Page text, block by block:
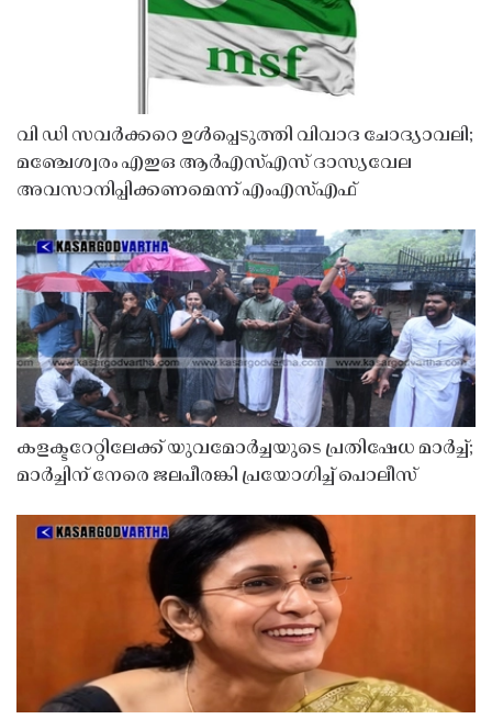
വി ഡി സവർക്കറെ ഉൾപ്പെടുത്തി വിവാദ ചോദ്യാവലി;
മഞ്ചേശ്വരം എഇഒ ആർഎസ്എസ് ദാസ്യവേല
അവസാനിപ്പിക്കണമെന്ന് എംഎസ്എഫ്
കളക്ടറേറ്റിലേക്ക് യുവമോർച്ചയുടെ പ്രതിഷേധ മാർച്ച്;
മാർച്ചിന് നേരെ ജലപീരങ്കി പ്രയോഗിച്ച് പൊലീസ്